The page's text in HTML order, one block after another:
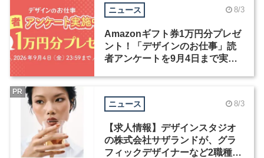
ニュース 8/3
Amazonギフト券1万円分プレゼ
ント！「デザインのお仕事」読
者アンケートを9月4日まで実施
ニュース 8/3
【求人情報】デザインスタジオ
の株式会社サザランドが、グラ
フィックデザイナーなど2職種を
PR